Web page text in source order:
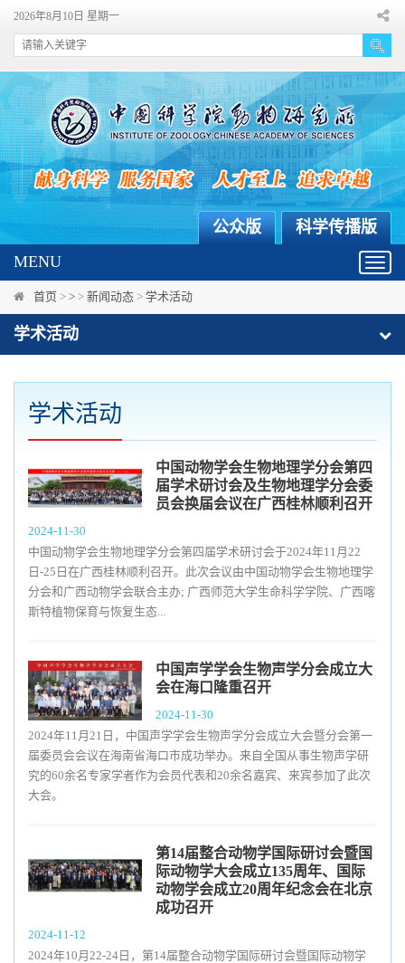
2026年8月10日 星期一
科学传播版
公众版
MENU
首页 > > > 新闻动态 > 学术活动
学术活动
学术活动
中国动物学会生物地理学分会第四
届学术研讨会及生物地理学分会委
员会换届会议在广西桂林顺利召开
2024-11-30
中国动物学会生物地理学分会第四届学术研讨会于2024年11月22
日-25日在广西桂林顺利召开。此次会议由中国动物学会生物地理学
分会和广西动物学会联合主办; 广西师范大学生命科学学院、广西喀
斯特植物保育与恢复生态...
中国声学学会生物声学分会成立大
会在海口隆重召开
2024-11-30
2024年11月21日，中国声学学会生物声学分会成立大会暨分会第一
届委员会会议在海南省海口市成功举办。来自全国从事生物声学研
究的60余名专家学者作为会员代表和20余名嘉宾、来宾参加了此次
大会。
第14届整合动物学国际研讨会暨国
际动物学大会成立135周年、国际
动物学会成立20周年纪念会在北京
成功召开
2024-11-12
2024年10月22-24日，第14届整合动物学国际研讨会暨国际动物学